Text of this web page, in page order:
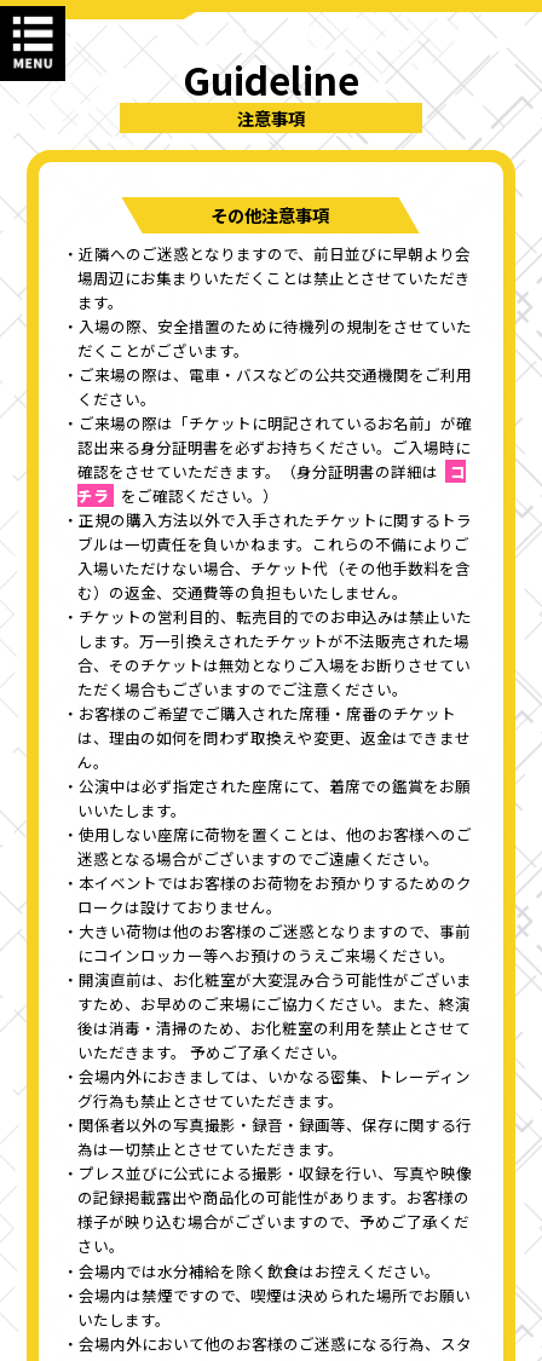
Guideline
注意事項
その他注意事項
近隣へのご迷惑となりますので、前日並びに早朝より会
場周辺にお集まりいただくことは禁止とさせていただき
ます。
入場の際、安全措置のために待機列の規制をさせていた
だくことがございます。
ご来場の際は、電車・バスなどの公共交通機関をご利用
ください。
ご来場の際は「チケットに明記されているお名前」が確
認出来る身分証明書を必ずお持ちください。ご入場時に
確認をさせていただきます。（身分証明書の詳細は
コ
チラ
をご確認ください。）
正規の購入方法以外で入手されたチケットに関するトラ
ブルは一切責任を負いかねます。これらの不備によりご
入場いただけない場合、チケット代（その他手数料を含
む）の返金、交通費等の負担もいたしません。
チケットの営利目的、転売目的でのお申込みは禁止いた
します。万一引換えされたチケットが不法販売された場
合、そのチケットは無効となりご入場をお断りさせてい
ただく場合もございますのでご注意ください。
お客様のご希望でご購入された席種・席番のチケット
は、理由の如何を問わず取換えや変更、返金はできませ
ん。
公演中は必ず指定された座席にて、着席での鑑賞をお願
いいたします。
使用しない座席に荷物を置くことは、他のお客様へのご
迷惑となる場合がございますのでご遠慮ください。
本イベントではお客様のお荷物をお預かりするためのク
ロークは設けておりません。
大きい荷物は他のお客様のご迷惑となりますので、事前
にコインロッカー等へお預けのうえご来場ください。
開演直前は、お化粧室が大変混み合う可能性がございま
すため、お早めのご来場にご協力ください。また、終演
後は消毒・清掃のため、お化粧室の利用を禁止とさせて
いただきます。 予めご了承ください。
会場内外におきましては、いかなる密集、トレーディン
グ行為も禁止とさせていただきます。
関係者以外の写真撮影・録音・録画等、保存に関する行
為は一切禁止とさせていただきます。
プレス並びに公式による撮影・収録を行い、写真や映像
の記録掲載露出や商品化の可能性があります。お客様の
様子が映り込む場合がございますので、予めご了承くだ
さい。
会場内では水分補給を除く飲食はお控えください。
会場内は禁煙ですので、喫煙は決められた場所でお願い
いたします。
会場内外において他のお客様のご迷惑になる行為、スタ